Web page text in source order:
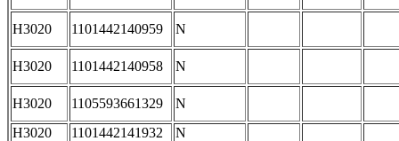
H3020 1101442140959 N
H3020 1101442140958 N
H3020 1105593661329
N
H3020
1101442141932
N